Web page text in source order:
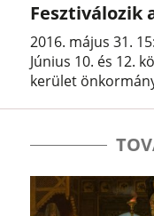
Fesztiválozik
2016. május 31.
Június 10. és 12.
kerület